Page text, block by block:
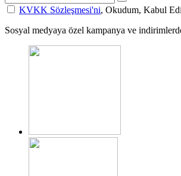
KVKK Sözleşmesi'ni, Okudum, Kabul
Sosyal medyaya özel kampanya ve